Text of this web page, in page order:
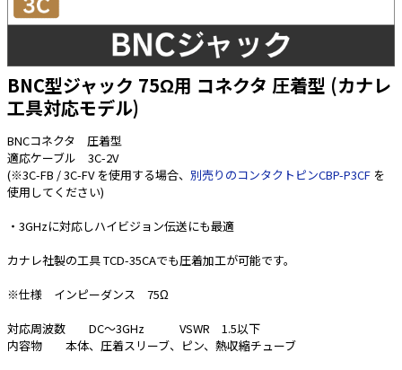
電源タップ・延長コード
スイッチ・コンセント（配線器具）
PF管/FEP管/CD管/情報線保護管
ボックス・ビニル電線管付属品・引き込
工具関連
EV充電設備工事関連
感染症関連
その他
e431オリジナル
暑さ対策
販売終了品
BNC型ジャック 75Ω用 コネクタ 圧着型 (カナレ
工具対応モデル)
BNCコネクタ 圧着型
適応ケーブル 3C-2V
(※3C-FB / 3C-FV を使用する場合、 別売りのコンタクトピンCBP-P3CF を
使用してください)
・3GHzに対応しハイビジョン伝送にも最適
カナレ社製の工具 TCD-35CAでも圧着加工が可能です。
※仕様 インピーダンス 75Ω
対応周波数 DC～3GHz VSWR 1.5以下
内容物 本体、圧着スリーブ、ピン、熱収縮チューブ